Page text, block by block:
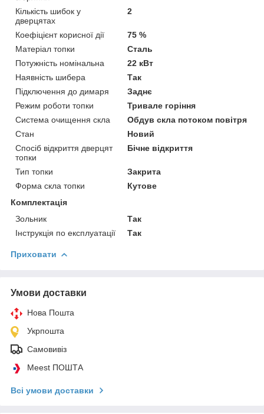
Кількість шибок у
дверцятах
2
Коефіцієнт корисної дії
75 %
Матеріал топки
Сталь
Потужність номінальна
22 кВт
Наявність шибера
Так
Підключення до димаря
Заднє
Режим роботи топки
Тривале горіння
Система очищення скла
Обдув скла потоком повітря
Стан
Новий
Спосіб відкриття дверцят
топки
Бічне відкриття
Тип топки
Закрита
Форма скла топки
Кутове
Комплектація
Зольник
Так
Інструкція по експлуатації
Так
Приховати
Умови доставки
Нова Пошта
Укрпошта
Самовивіз
Meest ПОШТА
Всі умови доставки